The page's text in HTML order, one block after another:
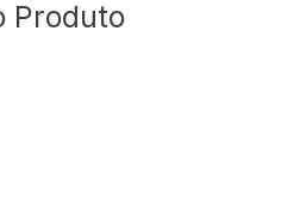
Produto